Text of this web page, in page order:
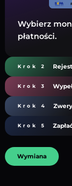
Wybierz
płatności.
Krok 2
Krok 3
Krok 4
Krok 5
Wymiana